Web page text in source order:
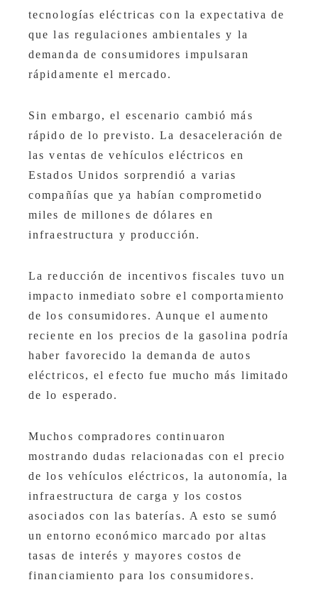
tecnologías eléctricas con la expectativa de
que las regulaciones ambientales y la
demanda de consumidores impulsaran
rápidamente el mercado.
Sin embargo, el escenario cambió más
rápido de lo previsto. La desaceleración de
las ventas de vehículos eléctricos en
Estados Unidos sorprendió a varias
compañías que ya habían comprometido
miles de millones de dólares en
infraestructura y producción.
La reducción de incentivos fiscales tuvo un
impacto inmediato sobre el comportamiento
de los consumidores. Aunque el aumento
reciente en los precios de la gasolina podría
haber favorecido la demanda de autos
eléctricos, el efecto fue mucho más limitado
de lo esperado.
Muchos compradores continuaron
mostrando dudas relacionadas con el precio
de los vehículos eléctricos, la autonomía, la
infraestructura de carga y los costos
asociados con las baterías. A esto se sumó
un entorno económico marcado por altas
tasas de interés y mayores costos de
financiamiento para los consumidores.